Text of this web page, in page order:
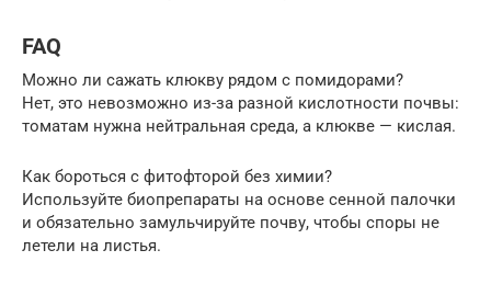
FAQ
Можно ли сажать клюкву рядом с помидорами?
Нет, это невозможно из-за разной кислотности почвы:
томатам нужна нейтральная среда, а клюкве — кислая.
Как бороться с фитофторой без химии?
Используйте биопрепараты на основе сенной палочки
и обязательно замульчируйте почву, чтобы споры не
летели на листья.